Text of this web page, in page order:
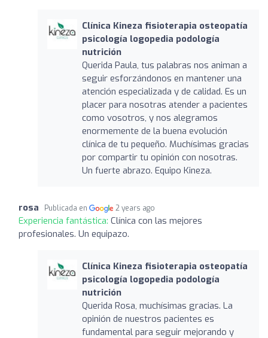
Clínica Kineza fisioterapia osteopatía
psicología logopedia podología
nutrición
Querida Paula, tus palabras nos animan a
seguir esforzándonos en mantener una
atención especializada y de calidad. Es un
placer para nosotras atender a pacientes
como vosotros, y nos alegramos
enormemente de la buena evolución
clínica de tu pequeño. Muchísimas gracias
por compartir tu opinión con nosotras.
Un fuerte abrazo. Equipo Kineza.
rosa Publicada en 2 years ago
Experiencia fantástica: Clínica con las mejores
profesionales. Un equipazo.
Clínica Kineza fisioterapia osteopatía
psicología logopedia podología
nutrición
Querida Rosa, muchísimas gracias. La
opinión de nuestros pacientes es
fundamental para seguir mejorando y